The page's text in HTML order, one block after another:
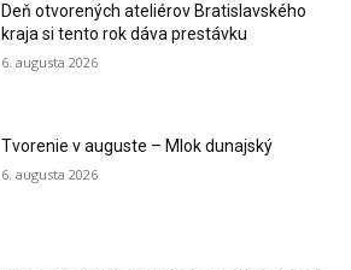
Deň otvorených ateliérov Bratislavského
kraja si tento rok dáva prestávku
6. augusta 2026
Tvorenie v auguste – Mlok dunajský
6. augusta 2026